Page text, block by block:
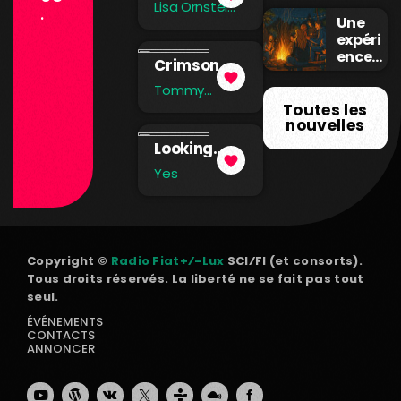
. Would if I
Lisa Ornstein
Crimson
and Clover
(Single
Tommy
favorite
Looking
Around
Yes
favorite
Peuple
!
Une
expéri
ence
ive en
temps
réel
Toutes les
nouvelles
Copyright © Radio Fiat+⁄-Lux SCI⁄FI (et consorts).
Tous droits réservés. La liberté ne se fait pas tout
seul.
ÉVÉNEMENTS
CONTACTS
ANNONCER